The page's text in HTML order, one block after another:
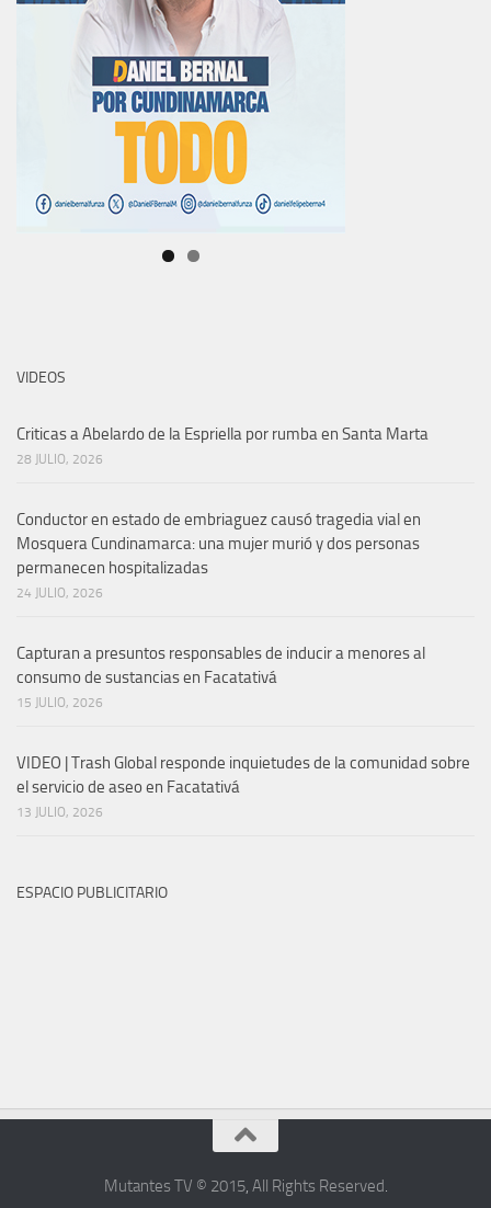
VIDEOS
Criticas a Abelardo de la Espriella por rumba en Santa Marta
28 JULIO, 2026
Conductor en estado de embriaguez causó tragedia vial en
Mosquera Cundinamarca: una mujer murió y dos personas
permanecen hospitalizadas
24 JULIO, 2026
Capturan a presuntos responsables de inducir a menores al
consumo de sustancias en Facatativá
15 JULIO, 2026
VIDEO | Trash Global responde inquietudes de la comunidad sobre
el servicio de aseo en Facatativá
13 JULIO, 2026
ESPACIO PUBLICITARIO
Mutantes TV © 2015, All Rights Reserved.